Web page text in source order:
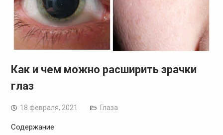
Как и чем можно расширить зрачки
глаз
18 февраля, 2021 Глаза
Содержание